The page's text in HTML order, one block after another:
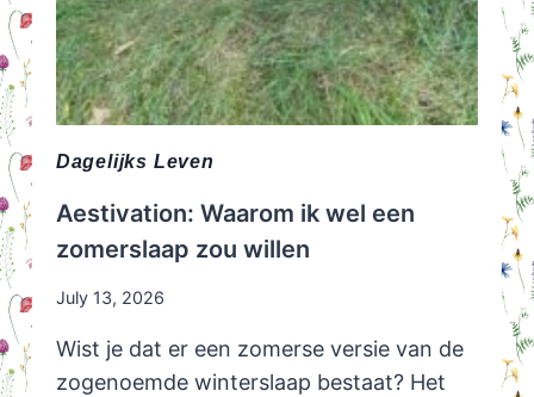
Dagelijks Leven
Aestivation: Waarom ik wel een
zomerslaap zou willen
July 13, 2026
Wist je dat er een zomerse versie van de
zogenoemde winterslaap bestaat? Het